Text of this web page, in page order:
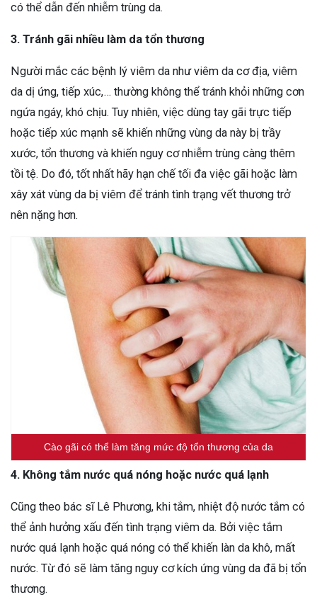
có thể dẫn đến nhiễm trùng da.
3. Tránh gãi nhiều làm da tổn thương
Người mắc các bệnh lý viêm da như viêm da cơ địa, viêm
da dị ứng, tiếp xúc,… thường không thể tránh khỏi những cơn
ngứa ngáy, khó chịu. Tuy nhiên, việc dùng tay gãi trực tiếp
hoặc tiếp xúc mạnh sẽ khiến những vùng da này bị trầy
xước, tổn thương và khiến nguy cơ nhiễm trùng càng thêm
tồi tệ. Do đó, tốt nhất hãy hạn chế tối đa việc gãi hoặc làm
xây xát vùng da bị viêm để tránh tình trạng vết thương trở
nên nặng hơn.
Cào gãi có thể làm tăng mức độ tổn thương của da
4. Không tắm nước quá nóng hoặc nước quá lạnh
Cũng theo bác sĩ Lê Phương, khi tắm, nhiệt độ nước tắm có
thể ảnh hưởng xấu đến tình trạng viêm da. Bởi việc tắm
nước quá lạnh hoặc quá nóng có thể khiến làn da khô, mất
nước. Từ đó sẽ làm tăng nguy cơ kích ứng vùng da đã bị tổn
thương.